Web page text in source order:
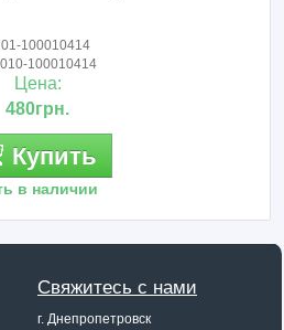
100010414
100010414
Цена:
480грн.
Купить
в наличии
Свяжитесь с нами
г. Днепропетровск